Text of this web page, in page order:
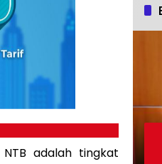
adalah tingkat